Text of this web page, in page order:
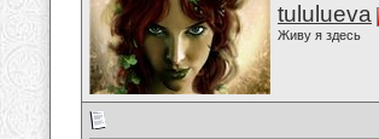
tululueva
Живу я здесь